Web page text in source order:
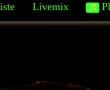
Livemix